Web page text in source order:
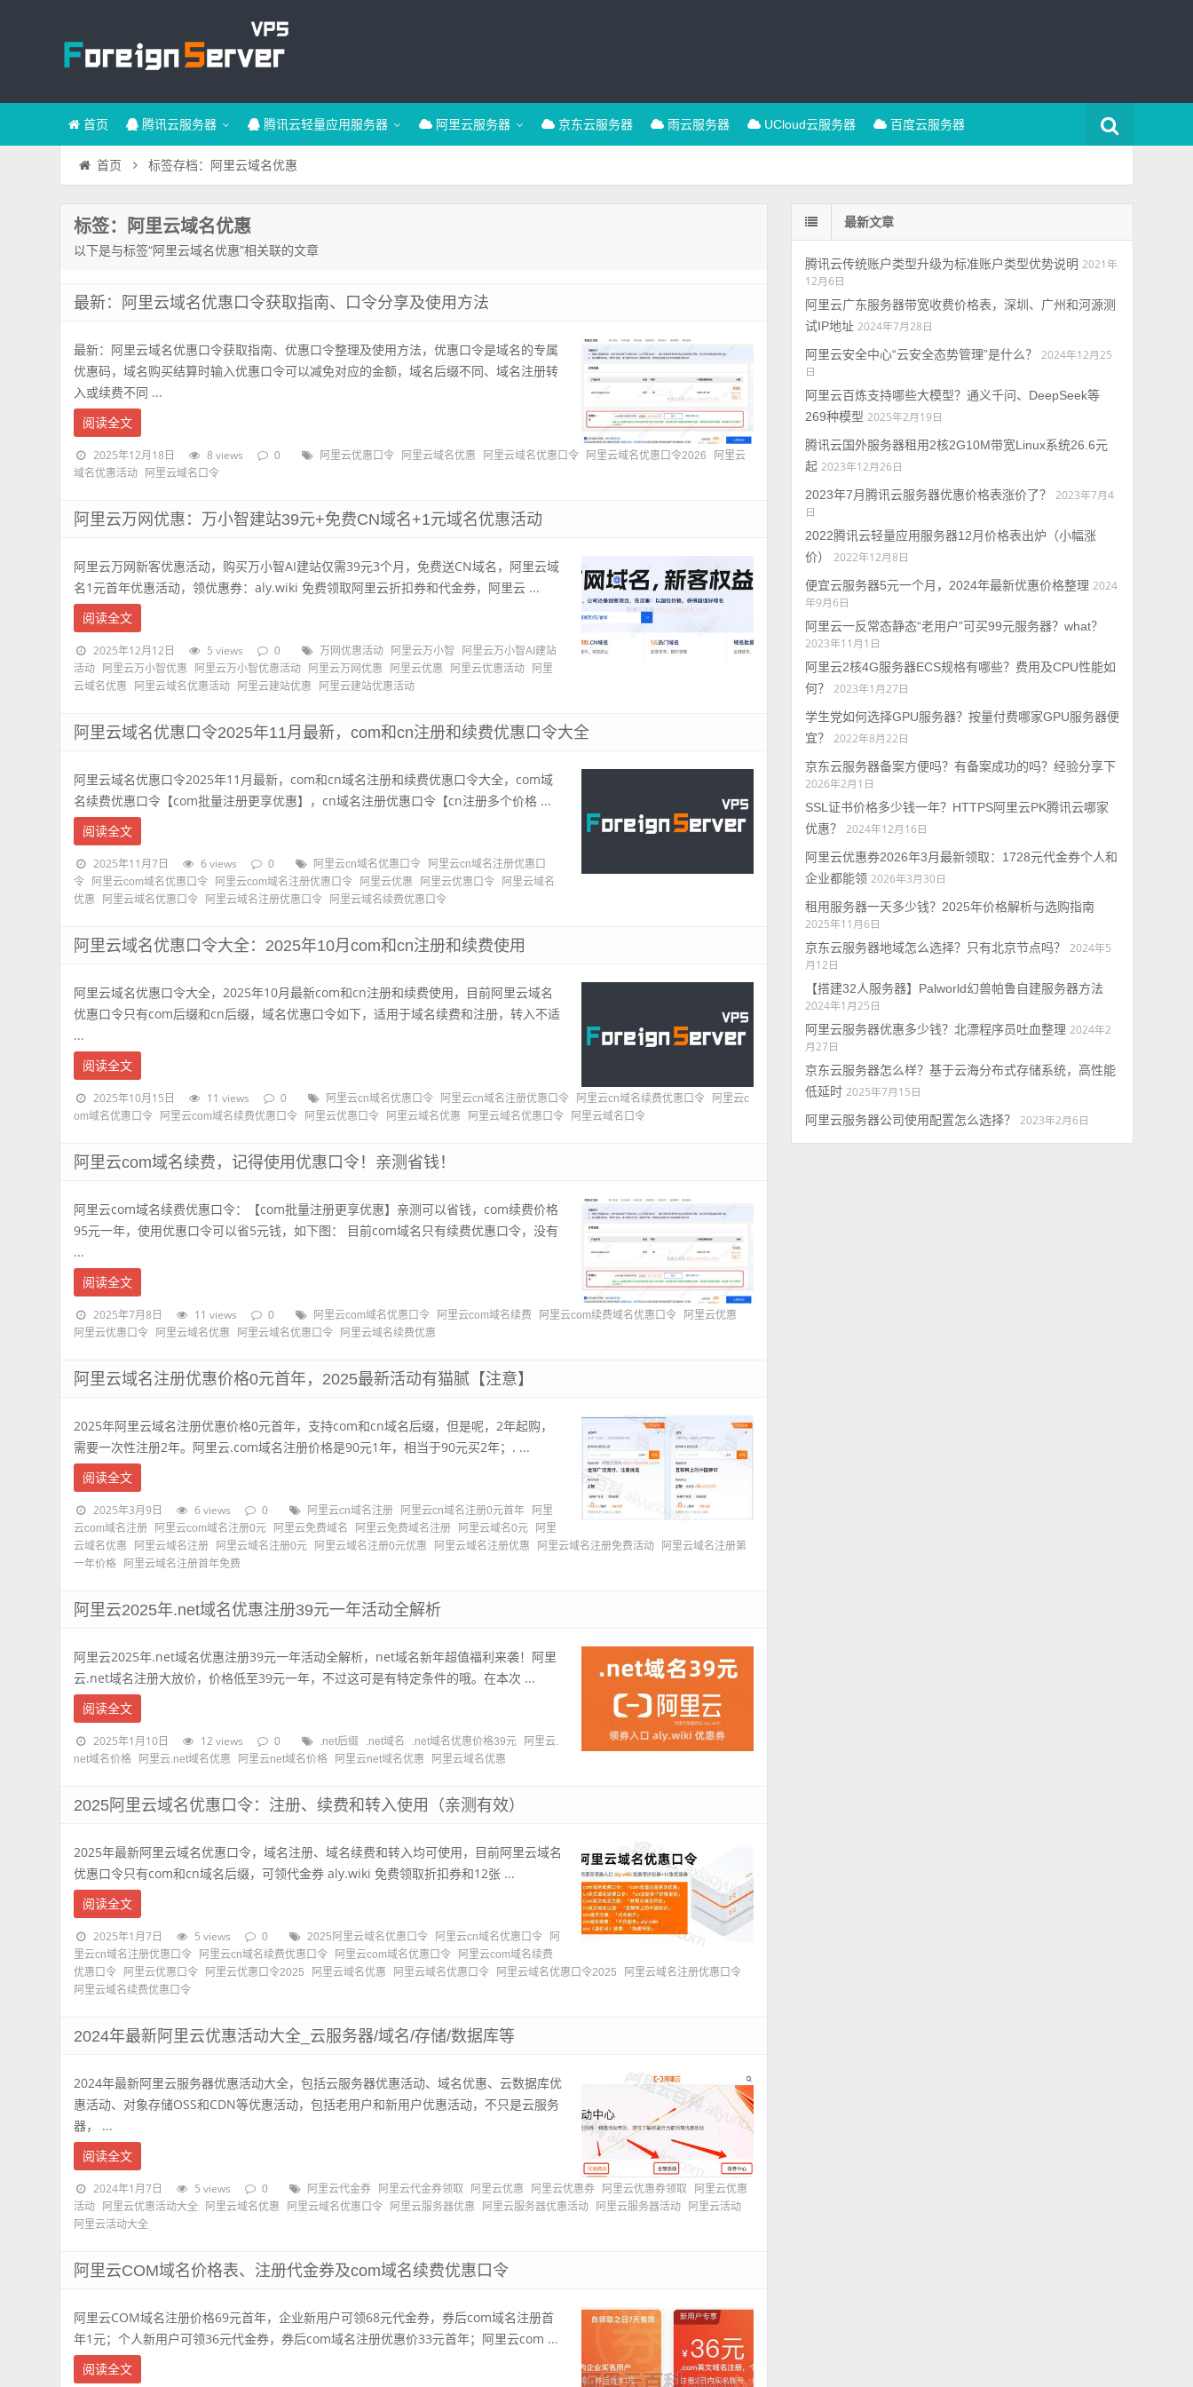
首页 腾讯云服务器 腾讯云轻量应用服务器 阿里云服务器 京东云服务器 雨云服务器 UCloud云服务器 百度云服务器
首页 标签存档：阿里云域名优惠
标签：阿里云域名优惠
以下是与标签“阿里云域名优惠”相关联的文章
最新：阿里云域名优惠口令获取指南、口令分享及使用方法
最新：阿里云域名优惠口令获取指南、优惠口令整理及使用方法，优惠口令是域名的专属
优惠码，域名购买结算时输入优惠口令可以减免对应的金额，域名后缀不同、域名注册转
入或续费不同 ...
阅读全文
2025年12月18日 8 views 0 阿里云优惠口令 阿里云域名优惠 阿里云域名优惠口令 阿里云域名优惠口令2026
阿里云
域名优惠活动
阿里云域名口令
阿里云万网优惠：万小智建站39元+免费CN域名+1元域名优惠活动
阿里云万网新客优惠活动，购买万小智AI建站仅需39元3个月，免费送CN域名，阿里云域
名1元首年优惠活动，领优惠券：aly.wiki 免费领取阿里云折扣券和代金券，阿里云 ...
阅读全文
2025年12月12日 5 views 0 万网优惠活动 阿里云万小智
阿里云万小智AI建站
活动
阿里云万小智优惠 阿里云万小智优惠活动 阿里云万网优惠 阿里云优惠 阿里云优惠活动
阿里
云域名优惠
阿里云域名优惠活动 阿里云建站优惠 阿里云建站优惠活动
阿里云域名优惠口令2025年11月最新，com和cn注册和续费优惠口令大全
阿里云域名优惠口令2025年11月最新，com和cn域名注册和续费优惠口令大全，com域
名续费优惠口令【com批量注册更享优惠】，cn域名注册优惠口令【cn注册多个价格 ...
阅读全文
2025年11月7日 6 views 0 阿里云cn域名优惠口令
阿里云cn域名注册优惠口
令
阿里云com域名优惠口令 阿里云com域名注册优惠口令 阿里云优惠 阿里云优惠口令
阿里云域名
优惠
阿里云域名优惠口令 阿里云域名注册优惠口令 阿里云域名续费优惠口令
阿里云域名优惠口令大全：2025年10月com和cn注册和续费使用
阿里云域名优惠口令大全，2025年10月最新com和cn注册和续费使用，目前阿里云域名
优惠口令只有com后缀和cn后缀，域名优惠口令如下，适用于域名续费和注册，转入不适
...
阅读全文
2025年10月15日 11 views 0 阿里云cn域名优惠口令 阿里云cn域名注册优惠口令 阿里云cn域名续费优惠口令
阿里云c
om域名优惠口令
阿里云com域名续费优惠口令 阿里云优惠口令 阿里云域名优惠 阿里云域名优惠口令 阿里云域名口令
阿里云com域名续费，记得使用优惠口令！亲测省钱！
阿里云com域名续费优惠口令：【com批量注册更享优惠】亲测可以省钱，com续费价格
95元一年，使用优惠口令可以省5元钱，如下图： 目前com域名只有续费优惠口令，没有
...
阅读全文
2025年7月8日 11 views 0 阿里云com域名优惠口令 阿里云com域名续费 阿里云com续费域名优惠口令
阿里云优惠
阿里云优惠口令
阿里云域名优惠 阿里云域名优惠口令 阿里云域名续费优惠
阿里云域名注册优惠价格0元首年，2025最新活动有猫腻【注意】
2025年阿里云域名注册优惠价格0元首年，支持com和cn域名后缀，但是呢，2年起购，
需要一次性注册2年。阿里云.com域名注册价格是90元1年，相当于90元买2年；. ...
阅读全文
2025年3月9日 6 views 0 阿里云cn域名注册 阿里云cn域名注册0元首年
阿里
云com域名注册
阿里云com域名注册0元 阿里云免费域名 阿里云免费域名注册 阿里云域名0元
阿里
云域名优惠
阿里云域名注册 阿里云域名注册0元 阿里云域名注册0元优惠 阿里云域名注册优惠 阿里云域名注册免费活动
阿里云域名注册第
一年价格
阿里云域名注册首年免费
阿里云2025年.net域名优惠注册39元一年活动全解析
阿里云2025年.net域名优惠注册39元一年活动全解析，net域名新年超值福利来袭！阿里
云.net域名注册大放价，价格低至39元一年，不过这可是有特定条件的哦。在本次 ...
阅读全文
2025年1月10日 12 views 0 .net后缀 .net域名 .net域名优惠价格39元
阿里云.
net域名价格
阿里云.net域名优惠 阿里云net域名价格 阿里云net域名优惠 阿里云域名优惠
2025阿里云域名优惠口令：注册、续费和转入使用（亲测有效）
2025年最新阿里云域名优惠口令，域名注册、域名续费和转入均可使用，目前阿里云域名
优惠口令只有com和cn域名后缀，可领代金券 aly.wiki 免费领取折扣券和12张 ...
阅读全文
2025年1月7日 5 views 0 2025阿里云域名优惠口令 阿里云cn域名优惠口令
阿
里云cn域名注册优惠口令
阿里云cn域名续费优惠口令 阿里云com域名优惠口令
阿里云com域名续费
优惠口令
阿里云优惠口令 阿里云优惠口令2025 阿里云域名优惠 阿里云域名优惠口令 阿里云域名优惠口令2025
阿里云域名注册优惠口令
阿里云域名续费优惠口令
2024年最新阿里云优惠活动大全_云服务器/域名/存储/数据库等
2024年最新阿里云服务器优惠活动大全，包括云服务器优惠活动、域名优惠、云数据库优
惠活动、对象存储OSS和CDN等优惠活动，包括老用户和新用户优惠活动，不只是云服务
器， ...
阅读全文
2024年1月7日 5 views 0 阿里云代金券 阿里云代金券领取 阿里云优惠 阿里云优惠券 阿里云优惠券领取
阿里云优惠
活动
阿里云优惠活动大全 阿里云域名优惠 阿里云域名优惠口令 阿里云服务器优惠 阿里云服务器优惠活动 阿里云服务器活动
阿里云活动
阿里云活动大全
阿里云COM域名价格表、注册代金券及com域名续费优惠口令
阿里云COM域名注册价格69元首年，企业新用户可领68元代金券，券后com域名注册首
年1元；个人新用户可领36元代金券，券后com域名注册优惠价33元首年；阿里云com ...
阅读全文
最新文章
腾讯云传统账户类型升级为标准账户类型优势说明 2021年
12月6日
阿里云广东服务器带宽收费价格表，深圳、广州和河源测
试IP地址 2024年7月28日
阿里云安全中心“云安全态势管理”是什么？
2024年12月25
日
阿里云百炼支持哪些大模型？通义千问、DeepSeek等
269种模型 2025年2月19日
腾讯云国外服务器租用2核2G10M带宽Linux系统26.6元
起 2023年12月26日
2023年7月腾讯云服务器优惠价格表涨价了？
2023年7月4
日
2022腾讯云轻量应用服务器12月价格表出炉（小幅涨
价）
2022年12月8日
便宜云服务器5元一个月，2024年最新优惠价格整理 2024
年9月6日
阿里云一反常态静态“老用户”可买99元服务器？what？
2023年11月1日
阿里云2核4G服务器ECS规格有哪些？费用及CPU性能如
何？
2023年1月27日
学生党如何选择GPU服务器？按量付费哪家GPU服务器便
宜？
2022年8月22日
京东云服务器备案方便吗？有备案成功的吗？经验分享下
2026年2月1日
SSL证书价格多少钱一年？HTTPS阿里云PK腾讯云哪家
优惠？
2024年12月16日
阿里云优惠券2026年3月最新领取：1728元代金券个人和
企业都能领 2026年3月30日
租用服务器一天多少钱？2025年价格解析与选购指南
2025年11月6日
京东云服务器地域怎么选择？只有北京节点吗？
2024年5
月12日
【搭建32人服务器】Palworld幻兽帕鲁自建服务器方法
2024年1月25日
阿里云服务器优惠多少钱？北漂程序员吐血整理 2024年2
月27日
京东云服务器怎么样？基于云海分布式存储系统，高性能
低延时 2025年7月15日
阿里云服务器公司使用配置怎么选择？
2023年2月6日